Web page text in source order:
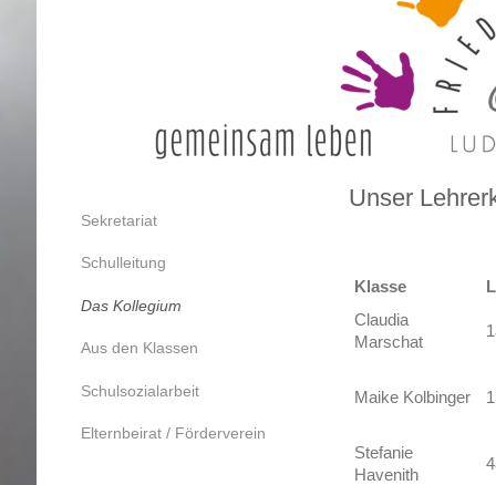
Unser
Klasse
Claudia
Marschat
Maike Kolbinger
Stefanie
Havenith
Sekretariat
Schulleitung
Das Kollegium
Aus den Klassen
Schulsozialarbeit
Elternbeirat / Förderverein